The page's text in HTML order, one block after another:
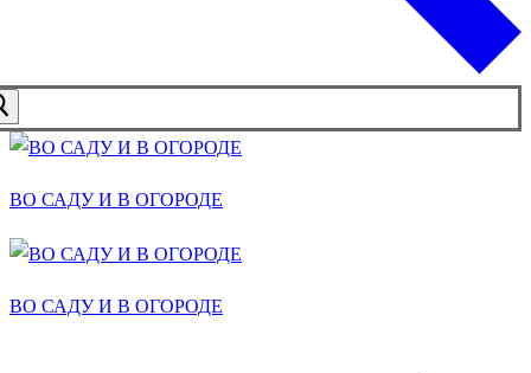
ВО САДУ И В ОГОРОДЕ
ВО САДУ И В ОГОРОДЕ